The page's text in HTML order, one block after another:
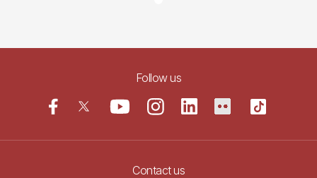
Follow us
Contact us